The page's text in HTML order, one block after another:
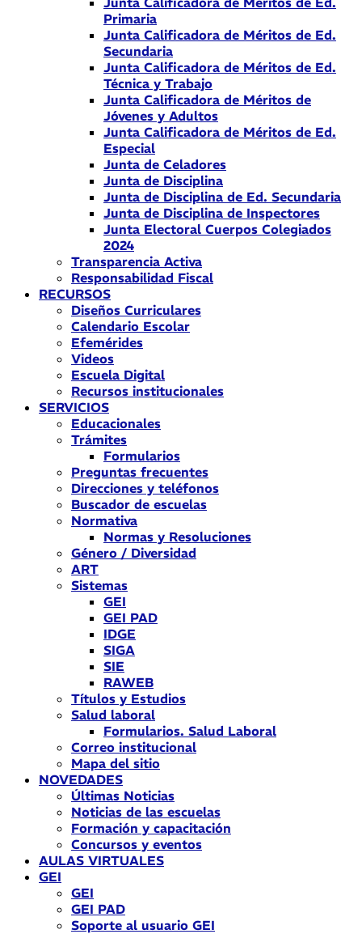
Primaria
Junta Calificadora de Méritos de Ed.
Secundaria
Junta Calificadora de Méritos de Ed.
Técnica y Trabajo
Junta Calificadora de Méritos de
Jóvenes y Adultos
Junta Calificadora de Méritos de Ed.
Especial
Junta de Celadores
Junta de Disciplina
Junta de Disciplina de Ed. Secundaria
Junta de Disciplina de Inspectores
Junta Electoral Cuerpos Colegiados
2024
Transparencia Activa
Responsabilidad Fiscal
RECURSOS
Diseños Curriculares
Calendario Escolar
Efemérides
Videos
Escuela Digital
Recursos institucionales
SERVICIOS
Educacionales
Trámites
Formularios
Preguntas frecuentes
Direcciones y teléfonos
Buscador de escuelas
Normativa
Normas y Resoluciones
Género / Diversidad
ART
Sistemas
GEI
GEI PAD
IDGE
SIGA
SIE
RAWEB
Títulos y Estudios
Salud laboral
Formularios. Salud Laboral
Correo institucional
Mapa del sitio
NOVEDADES
Últimas Noticias
Noticias de las escuelas
Formación y capacitación
Concursos y eventos
AULAS VIRTUALES
GEI
GEI
GEI PAD
Soporte al usuario GEI